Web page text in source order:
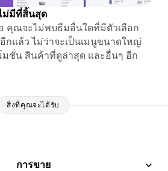
ม่มีที่สิ้นสุด
คุณจะไม่พบธีมอื่นใดที่มีตัวเลือก
กแล้ว ไม่ว่าจะเป็นเมนูขนาดใหญ่
ชั่น สินค้าที่ดูล่าสุด และอื่นๆ อีก
สิ่งที่คุณจะได้รับ
การขาย